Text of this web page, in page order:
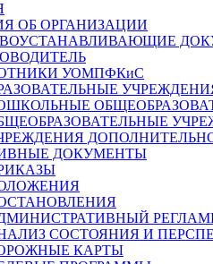
ОБ ОРГАНИЗАЦИИ
УОМПФКиС
ДОКУМЕНТЫ
СОСТОЯНИЯ И
КАРТЫ